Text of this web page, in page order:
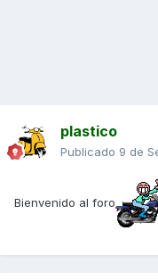
plastico
Publicado 9 de
Bienvenido al foro